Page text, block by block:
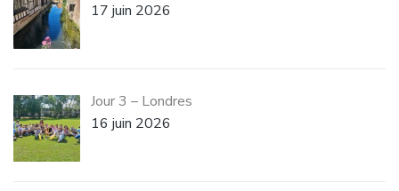
17 juin 2026
Jour 3 – Londres
16 juin 2026